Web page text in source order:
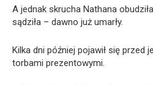
A jednak skrucha Nathana
sądziła – dawno już umarły.
Kilka dni później pojawił się przed
torbami prezentowymi.